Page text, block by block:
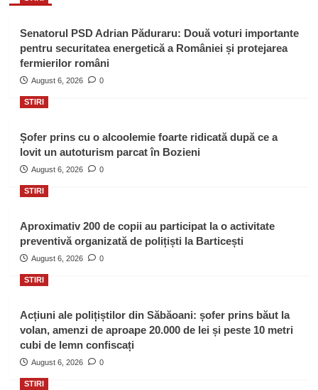
Senatorul PSD Adrian Păduraru: Două voturi importante
pentru securitatea energetică a României și protejarea
fermierilor români
August 6, 2026 0
STIRI
Șofer prins cu o alcoolemie foarte ridicată după ce a
lovit un autoturism parcat în Bozieni
August 6, 2026 0
STIRI
Aproximativ 200 de copii au participat la o activitate
preventivă organizată de polițiști la Barticești
August 6, 2026 0
STIRI
Acțiuni ale polițiștilor din Săbăoani: șofer prins băut la
volan, amenzi de aproape 20.000 de lei și peste 10 metri
cubi de lemn confiscați
August 6, 2026 0
STIRI